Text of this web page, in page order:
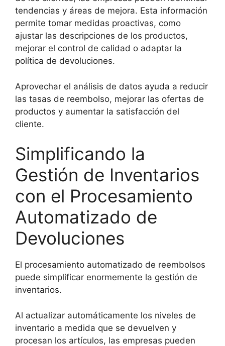
tendencias y áreas de mejora. Esta información
permite tomar medidas proactivas, como
ajustar las descripciones de los productos,
mejorar el control de calidad o adaptar la
política de devoluciones.
Aprovechar el análisis de datos ayuda a reducir
las tasas de reembolso, mejorar las ofertas de
productos y aumentar la satisfacción del
cliente.
Simplificando la
Gestión de Inventarios
con el Procesamiento
Automatizado de
Devoluciones
El procesamiento automatizado de reembolsos
puede simplificar enormemente la gestión de
inventarios.
Al actualizar automáticamente los niveles de
inventario a medida que se devuelven y
procesan los artículos, las empresas pueden